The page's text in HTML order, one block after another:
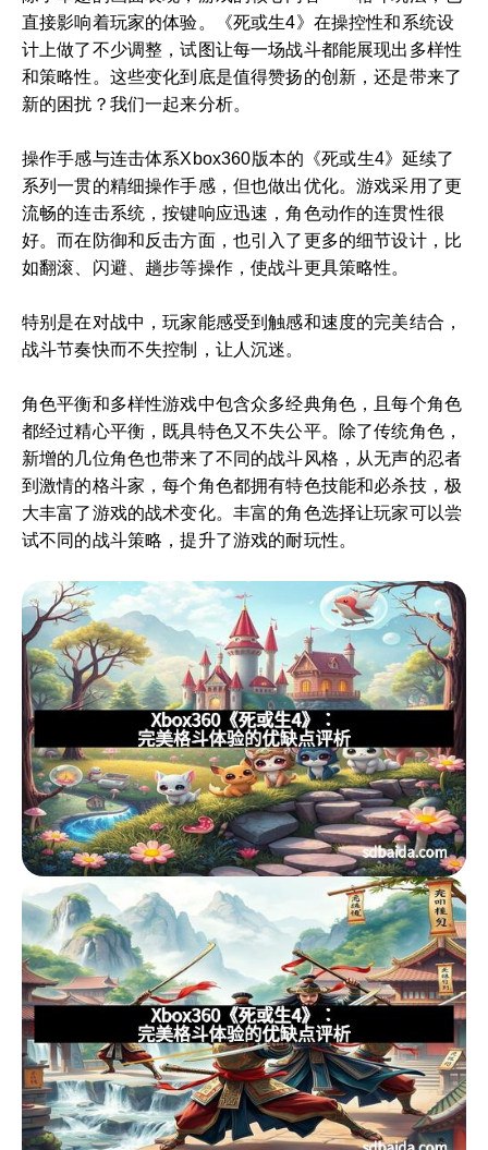
直接影响着玩家的体验。《死或生4》在操控性和系统设
计上做了不少调整，试图让每一场战斗都能展现出多样性
和策略性。这些变化到底是值得赞扬的创新，还是带来了
新的困扰？我们一起来分析。
操作手感与连击体系Xbox360版本的《死或生4》延续了
系列一贯的精细操作手感，但也做出优化。游戏采用了更
流畅的连击系统，按键响应迅速，角色动作的连贯性很
好。而在防御和反击方面，也引入了更多的细节设计，比
如翻滚、闪避、趟步等操作，使战斗更具策略性。
特别是在对战中，玩家能感受到触感和速度的完美结合，
战斗节奏快而不失控制，让人沉迷。
角色平衡和多样性游戏中包含众多经典角色，且每个角色
都经过精心平衡，既具特色又不失公平。除了传统角色，
新增的几位角色也带来了不同的战斗风格，从无声的忍者
到激情的格斗家，每个角色都拥有特色技能和必杀技，极
大丰富了游戏的战术变化。丰富的角色选择让玩家可以尝
试不同的战斗策略，提升了游戏的耐玩性。